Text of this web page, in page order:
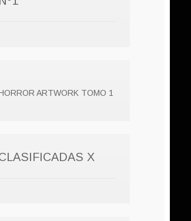
ARTWORK TOMO 1
X